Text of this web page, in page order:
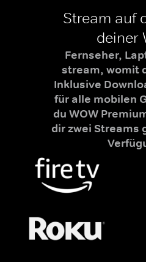
Stream auf
deiner
Fernseher,
stream, womit
Inklusive
für alle mobilen
du WOW
dir zwei Streams